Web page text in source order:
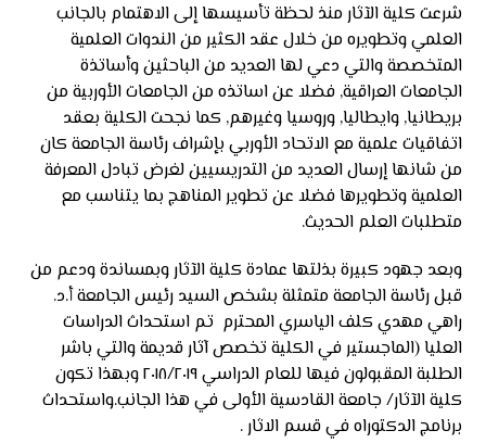
شرعت كلية الآثار منذ لحظة تأسيسها إلى الاهتمام بالجانب
العلمي وتطويره من خلال عقد الكثير من الندوات العلمية
المتخصصة والتي دعي لها العديد من الباحثين وأساتذة
الجامعات العراقية, فضلا عن اساتذه من الجامعات الأوربية من
بريطانيا, وايطاليا, وروسيا وغيرهم, كما نجحت الكلية بعقد
اتفاقيات علمية مع الاتحاد الأوربي بإشراف رئاسة الجامعة كان
من شانها إرسال العديد من التدريسيين لغرض تبادل المعرفة
العلمية وتطويرها فضلا عن تطوير المناهج بما يتناسب مع
متطلبات العلم الحديث.
وبعد جهود كبيرة بذلتها عمادة كلية الآثار وبمساندة ودعم من
قبل رئاسة الجامعة متمثلة بشخص السيد رئيس الجامعة أ.د.
راهي مهدي كلف الياسري المحترم تم استحداث الدراسات
العليا (الماجستير في الكلية تخصص آثار قديمة والتي باشر
الطلبة المقبولون فيها للعام الدراسي ٢٠١٨/٢٠١٩ وبهذا تكون
كلية الآثار/ جامعة القادسية الأولى في هذا الجانب.واستحداث
برنامج الدكتوراه في قسم الاثار .